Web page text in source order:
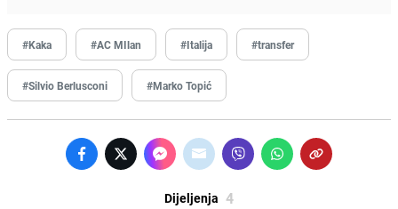
#Kaka #AC MIlan #Italija #transfer
#Silvio Berlusconi #Marko Topić
Dijeljenja 4